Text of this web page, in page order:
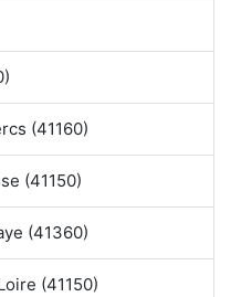
(41160)
(41150)
(41360)
(41150)